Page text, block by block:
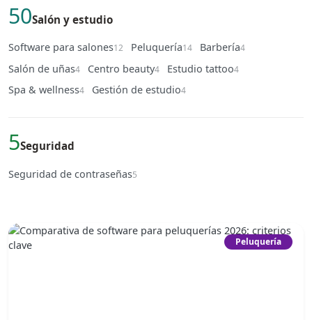
50Salón y estudio
Software para salones12 Peluquería14 Barbería4
Salón de uñas4 Centro beauty4 Estudio tattoo4
Spa & wellness4 Gestión de estudio4
5Seguridad
Seguridad de contraseñas5
Peluquería